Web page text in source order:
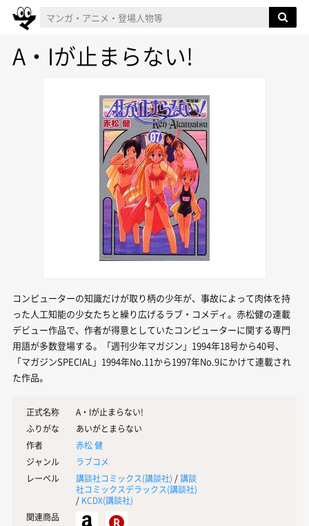
A・Iが止まらない!
コンピューターの知識だけが取り柄の少年が、事故によって肉体を持
った人工知能の少女たちと繰り広げるラブ・コメディ。赤松健の連載
デビュー作品で、作者が得意としていたコンピューターに関する専門
用語が多数登場する。「週刊少年マガジン」1994年18号から40号、
「マガジンSPECIAL」1994年No.11から1997年No.9にかけて連載され
た作品。
正式名称
A・Iが止まらない!
ふりがな
あいがとまらない
作者
赤松 健
ジャンル
ラブコメ
レーベル
講談社コミックス(講談社) /講談
社コミックスデラックス(講談社)
/ KCDX(講談社)
関連商品